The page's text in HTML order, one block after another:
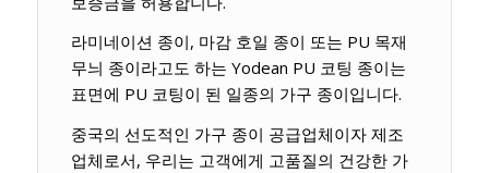
라미네이션 종이, 마감 호일 종이 또는 PU 목재
무늬 종이라고도 하는 Yodean PU 코팅 종이는
표면에 PU 코팅이 된 일종의 가구 종이입니다.
중국의 선도적인 가구 종이 공급업체이자 제조
업체로서, 우리는 고객에게 고품질의 건강한 가